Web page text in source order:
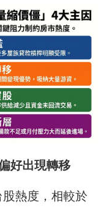
好出現轉移
熱度，相較於